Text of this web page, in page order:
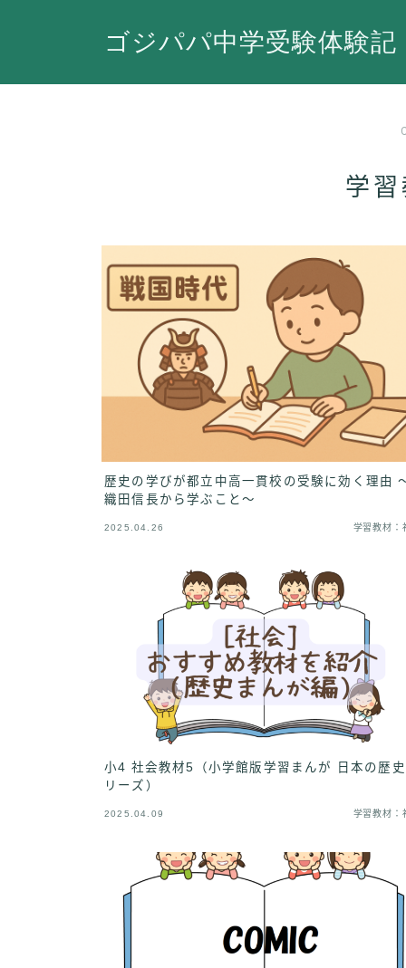
ゴジパパ中学受験体験記
学習
歴史の学びが都立中高一貫校の受験に効く理由
織田信長から学ぶこと〜
2025.04.26 学習教材：
小4 社会教材5（小学館版学習まんが 日本の歴
リーズ）
2025.04.09 学習教材：